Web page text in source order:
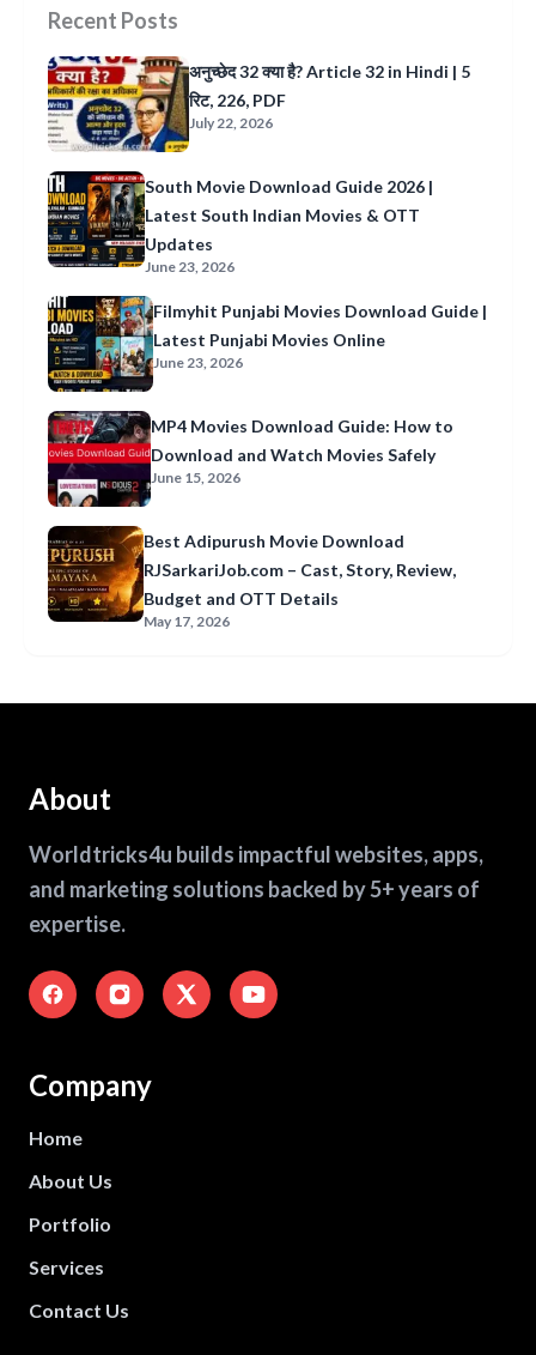
Recent Posts
अनुच्छेद 32 क्या है? Article 32 in Hindi | 5
रिट, 226, PDF
July 22, 2026
South Movie Download Guide 2026 |
Latest South Indian Movies & OTT
Updates
June 23, 2026
Filmyhit Punjabi Movies Download Guide |
Latest Punjabi Movies Online
June 23, 2026
MP4 Movies Download Guide: How to
Download and Watch Movies Safely
June 15, 2026
Best Adipurush Movie Download
RJSarkariJob.com – Cast, Story, Review,
Budget and OTT Details
May 17, 2026
About
Worldtricks4u builds impactful websites, apps,
and marketing solutions backed by 5+ years of
expertise.
Company
Home
About Us
Portfolio
Services
Contact Us